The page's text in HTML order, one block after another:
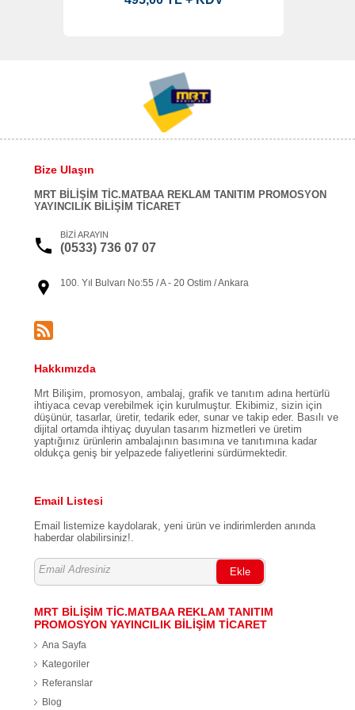
Bize Ulaşın
MRT BİLİŞİM TİC.MATBAA REKLAM TANITIM PROMOSYON
YAYINCILIK BİLİŞİM TİCARET
BİZİ ARAYIN
(0533) 736 07 07
100. Yıl Bulvarı No:55 / A - 20 Ostim / Ankara
Hakkımızda
Mrt Bilişim, promosyon, ambalaj, grafik ve tanıtım adına hertürlü
ihtiyaca cevap verebilmek için kurulmuştur. Ekibimiz, sizin için
düşünür, tasarlar, üretir, tedarik eder, sunar ve takip eder. Basılı ve
dijital ortamda ihtiyaç duyulan tasarım hizmetleri ve üretim
yaptığınız ürünlerin ambalajının basımına ve tanıtımına kadar
oldukça geniş bir yelpazede faliyetlerini sürdürmektedir.
Email Listesi
Email listemize kaydolarak, yeni ürün ve indirimlerden anında
haberdar olabilirsiniz!.
Ekle
MRT BİLİŞİM TİC.MATBAA REKLAM TANITIM
PROMOSYON YAYINCILIK BİLİŞİM TİCARET
Ana Sayfa
Kategoriler
Referanslar
Blog